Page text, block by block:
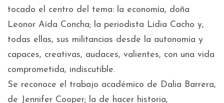
tocado el centro del tema: la economía, doña
Leonor Aída Concha; la periodista Lidia Cacho y,
todas ellas, sus militancias desde la autonomía y
capaces, creativas, audaces, valientes, con una vida
comprometida, indiscutible.
Se reconoce el trabajo académico de Dalia Barrera,
de Jennifer Cooper; la de hacer historia,